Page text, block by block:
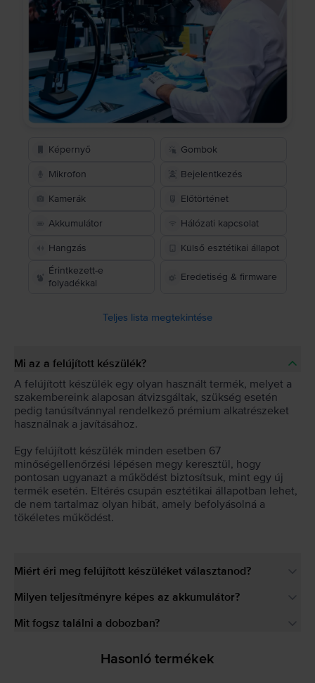
Képernyő Gombok
Mikrofon Bejelentkezés
Kamerák Előtörténet
Akkumulátor Hálózati kapcsolat
Hangzás
Külső esztétikai állapot
Érintkezett-e
folyadékkal
Eredetiség & firmware
Teljes lista megtekintése
Mi az a felújított készülék?
A felújított készülék egy olyan használt termék, melyet a
szakembereink alaposan átvizsgáltak, szükség esetén
pedig tanúsítvánnyal rendelkező prémium alkatrészeket
használnak a javításához.
Egy felújított készülék minden esetben 67
minőségellenőrzési lépésen megy keresztül, hogy
pontosan ugyanazt a működést biztosítsuk, mint egy új
termék esetén. Eltérés csupán esztétikai állapotban lehet,
de nem tartalmaz olyan hibát, amely befolyásolná a
tökéletes működést.
Miért éri meg felújított készüléket választanod?
Milyen teljesítményre képes az akkumulátor?
Mit fogsz találni a dobozban?
Hasonló termékek